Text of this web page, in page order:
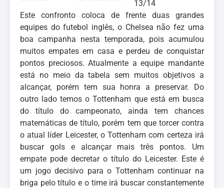
13/14
Este confronto coloca de frente duas grandes
equipes do futebol inglês, o Chelsea não fez uma
boa campanha nesta temporada, pois acumulou
muitos empates em casa e perdeu de conquistar
pontos preciosos. Atualmente a equipe mandante
está no meio da tabela sem muitos objetivos a
alcançar, porém tem sua honra a preservar. Do
outro lado temos o Tottenham que está em busca
do título do campeonato, ainda tem chances
matemáticas de título, porém tem que torcer contra
o atual líder Leicester, o Tottenham com certeza irá
buscar gols e alcançar mais três pontos. Um
empate pode decretar o título do Leicester. Este é
um jogo decisivo para o Tottenham continuar na
briga pelo título e o time irá buscar constantemente